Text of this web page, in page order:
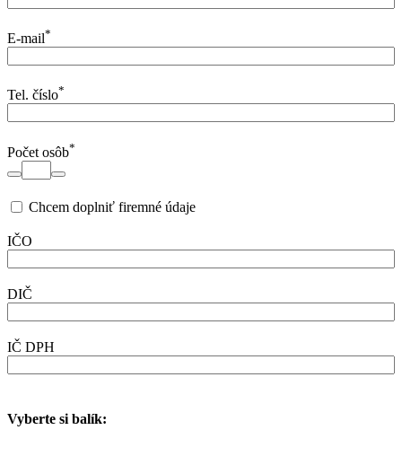
E-mail*
Tel. číslo*
Počet osôb*
Chcem doplniť firemné údaje
IČO
DIČ
IČ DPH
Vyberte si balík: